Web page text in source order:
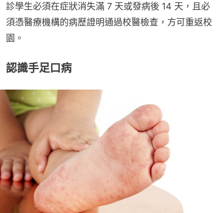
診學生必須在症狀消失滿 7 天或發病後 14 天，且必
須憑醫療機構的病歷證明通過校醫檢查，方可重返校
園。
認識手足口病